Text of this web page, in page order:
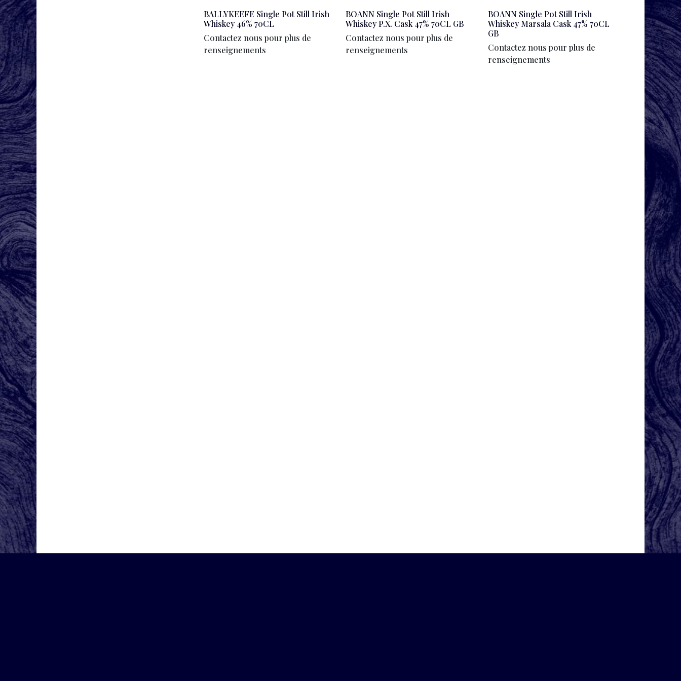
BALLYKEEFE Single Pot Still Irish
Whiskey 46% 70CL
Contactez nous pour plus de
renseignements
BOANN Single Pot Still Irish
Whiskey P.X. Cask 47% 70CL GB
Contactez nous pour plus de
renseignements
BOANN Single Pot Still Irish
Whiskey Marsala Cask 47% 70CL
GB
Contactez nous pour plus de
renseignements